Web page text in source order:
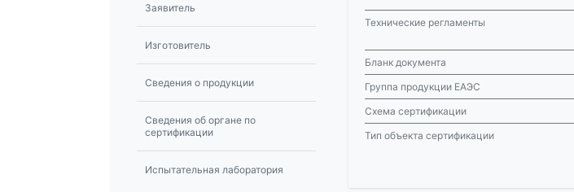
Заявитель
Изготовитель
Сведения о продукции
Сведения об органе по
сертификации
Испытательная лаборатория
Технические регламенты
Бланк документа
Группа продукции ЕАЭС
Схема сертификации
Тип объекта сертификации